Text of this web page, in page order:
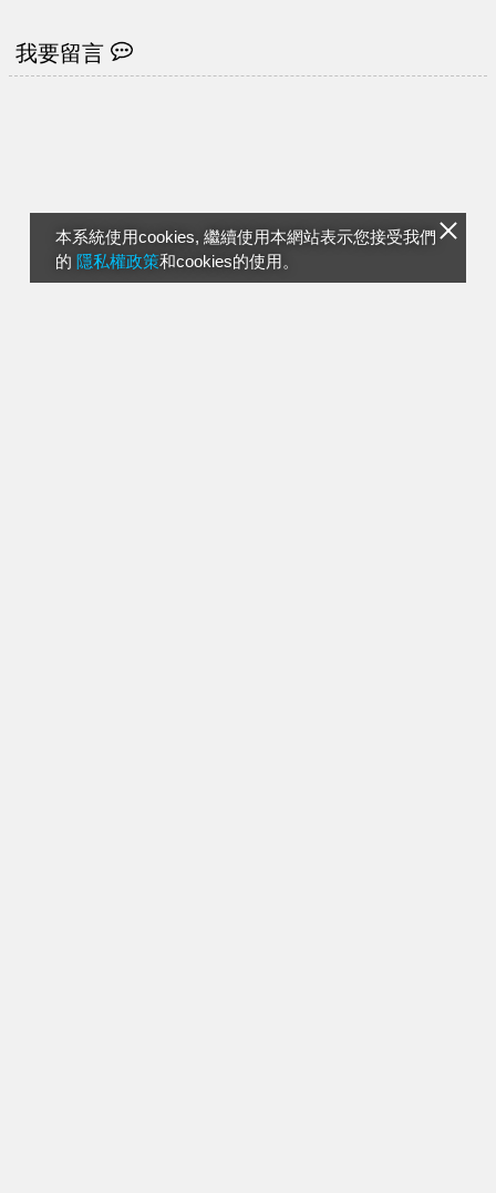
本系統使用cookies, 繼續使用本網站表示您接受我們
的 隱私權政策和cookies的使用。
我要留言